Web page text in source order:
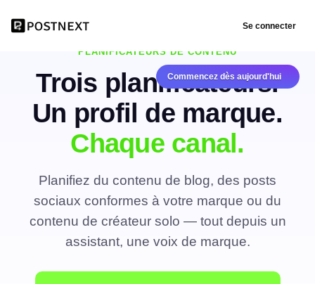
Se connecter
Commencez dès aujourd'hui
PLANIFICATEURS DE CONTENU
Trois planificateurs.
Un profil de marque.
Chaque canal.
Planifiez du contenu de blog, des posts
sociaux conformes à votre marque ou du
contenu de créateur solo — tout depuis un
assistant, une voix de marque.